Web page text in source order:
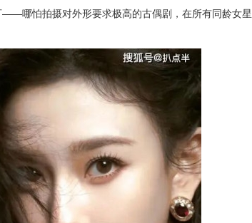
——哪怕拍摄对外形要求极高的古偶剧，在所有同龄女